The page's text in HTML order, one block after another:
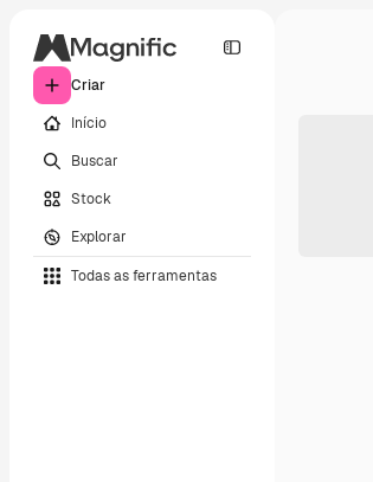
Criar
Início
Buscar
Stock
Explorar
Todas as ferramentas